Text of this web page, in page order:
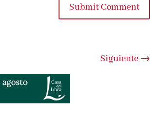
Submit Comment
Siguiente→